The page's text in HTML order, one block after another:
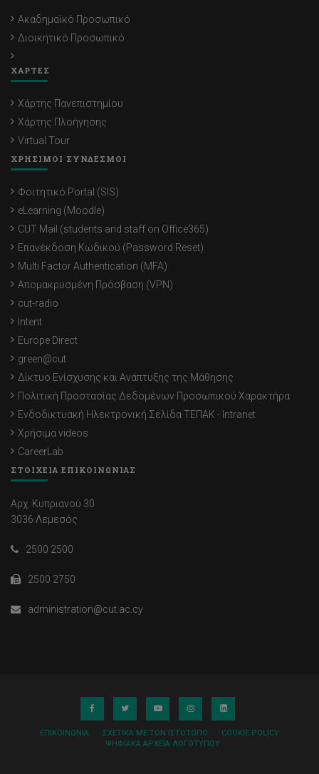
Ακαδημαϊκό Προσωπικό
Διοικητικό Προσωπικό
ΧΑΡΤΕΣ
Χάρτης Πανεπιστημίου
Χάρτης Πλοήγησης
Virtual Tour
ΧΡΗΣΙΜΟΙ ΣΥΝΔΕΣΜΟΙ
Φοιτητικό Portal (SIS)
eLearning (Moodle)
CUT Mail (students and staff on Office365)
Επανέκδοση Κωδικού (Password Reset)
Multi Factor Authentication (MFA)
Απομακρυσμένη Πρόσβαση (VPN)
cut-radio
Intent
Europe Direct
green@cut
Δίκτυο Ενίσχυσης και Ανάπτυξης της Μάθησης
Πολιτική Προστασίας Δεδομένων Προσωπικού Χαρακτήρα
Ενδοδικτυακή Ηλεκτρονική Σελίδα ΤΕΠΑΚ - Intranet
Χρήσιμα videos
CareerLab
ΣΤΟΙΧΕΙΑ ΕΠΙΚΟΙΝΩΝΙΑΣ
Αρχ. Κυπριανού 30
3036 Λεμεσός
2500 2500
2500 2750
administration@cut.ac.cy
ΕΠΙΚΟΙΝΩΝΊΑ ΣΧΕΤΙΚΆ ΜΕ ΤΟΝ ΙΣΤΌΤΟΠΟ
COOKIE POLICY
ΨΗΦΙΑΚΆ ΑΡΧΕΊΑ ΛΟΓΌΤΥΠΟΥ